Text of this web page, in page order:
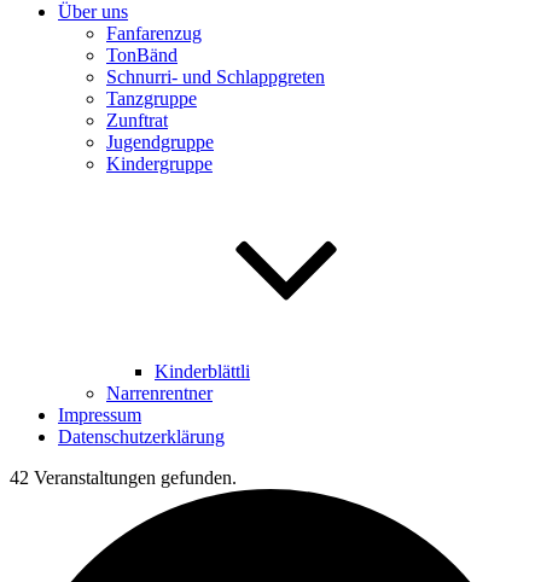
Über uns
Fanfarenzug
TonBänd
Schnurri- und Schlappgreten
Tanzgruppe
Zunftrat
Jugendgruppe
Kindergruppe
Kinderblättli
Narrenrentner
Impressum
Datenschutzerklärung
42 Veranstaltungen gefunden.